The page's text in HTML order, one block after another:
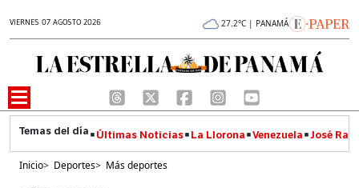
VIERNES 07 AGOSTO 2026 27.2°C | PANAMÁ
Últimas Noticias La Llorona Venezuela José
Inicio> Deportes> Más deportes